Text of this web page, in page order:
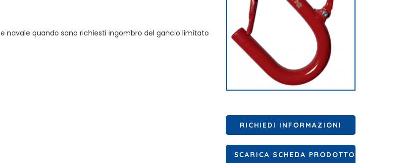
navale quando sono richiesti ingombro del gancio limitato
RICHIEDI INFORMAZIONI
SCARICA SCHEDA PRODOTTO